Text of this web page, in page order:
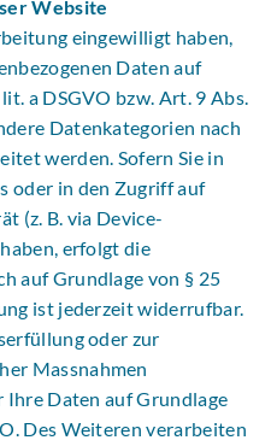
Website
eingewilligt haben,
Daten auf
a DSGVO bzw. Art. 9 Abs.
Datenkategorien nach
werden. Sofern Sie in
oder in den Zugriff auf
(z. B. via Device-
erfolgt die
auf Grundlage von § 25
ist jederzeit widerrufbar.
oder zur
Massnahmen
Daten auf Grundlage
Des Weiteren verarbeiten